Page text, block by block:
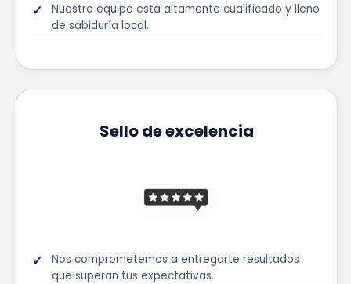
Nuestro equipo está altamente cualificado y lleno
de sabiduría local.
Sello de excelencia
Nos comprometemos a entregarte resultados
que superan tus expectativas.